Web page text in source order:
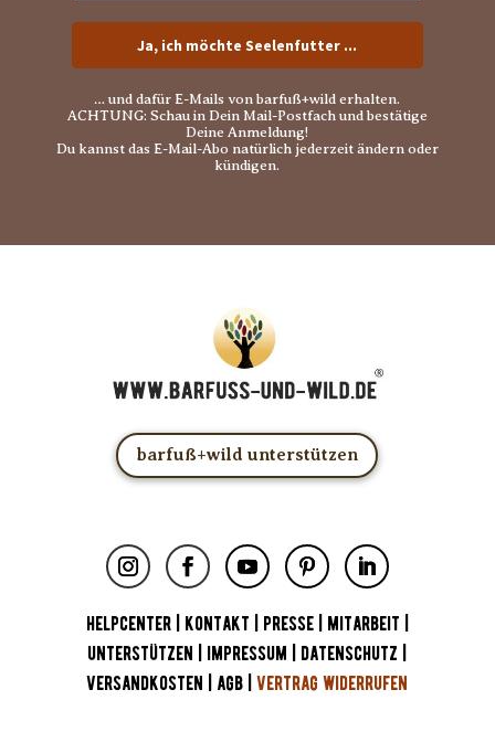
Ja, ich möchte Seelenfutter ...
… und dafür E-Mails von barfuß+wild erhalten.
ACHTUNG: Schau in Dein Mail-Postfach und bestätige
Deine Anmeldung!
Du kannst das E-Mail-Abo natürlich jederzeit ändern oder
kündigen.
barfuß+wild unterstützen
HELPCENTER| KONTAKT PRESSE| MITARBEIT
UNTERSTÜTZEN
IMPRESSUM DATENSCHUTZ
VERSANDKOSTEN
AGB |VERTRAG WIDERRUFEN